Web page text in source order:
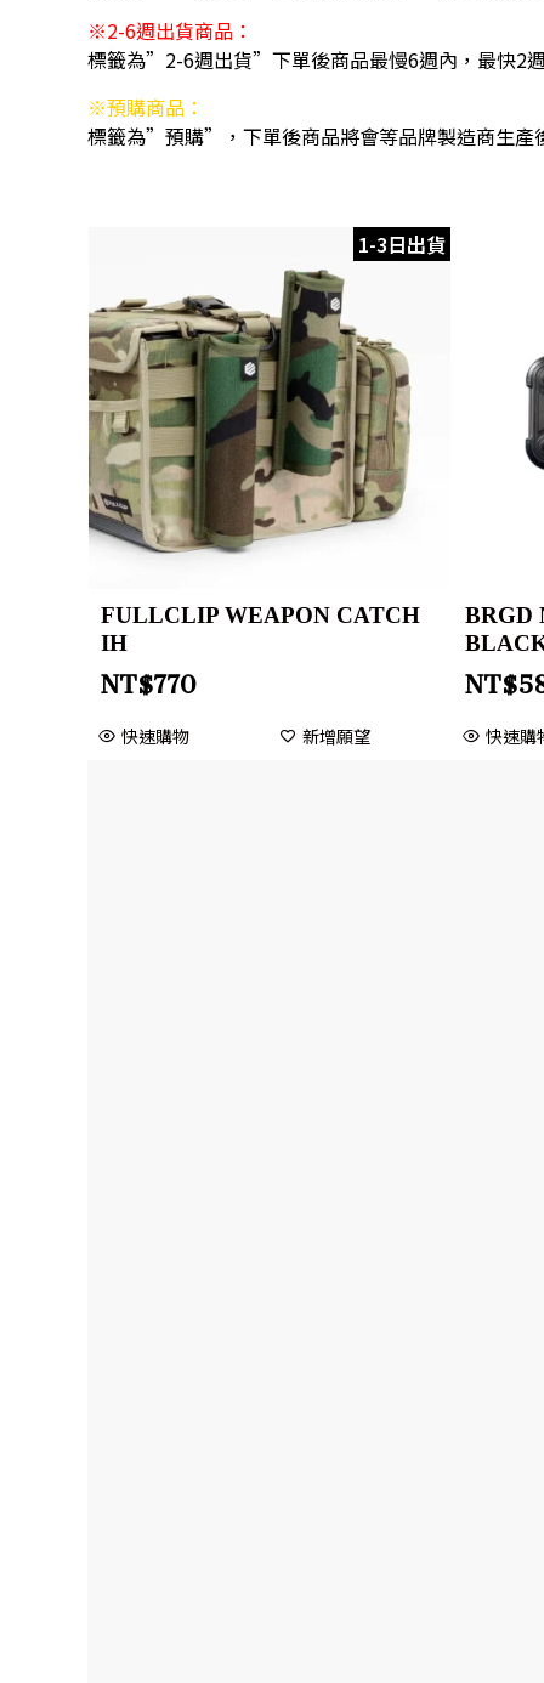
※2-6週出貨商品：
標籤為”2-6週出貨”下單後商品最慢6週內，最快2
※預購商品：
標籤為”預購”，下單後商品將會等品牌製造商生產
1-3日出貨
FULLCLIP WEAPON CATCH
IH
NT$770
快速購物 新增願望
BRGD
NT$
快速購